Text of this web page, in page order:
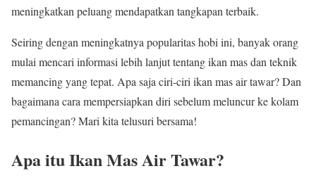
meningkatkan peluang mendapatkan tangkapan terbaik.
Seiring dengan meningkatnya popularitas hobi ini, banyak orang
mulai mencari informasi lebih lanjut tentang ikan mas dan teknik
memancing yang tepat. Apa saja ciri-ciri ikan mas air tawar? Dan
bagaimana cara mempersiapkan diri sebelum meluncur ke kolam
pemancingan? Mari kita telusuri bersama!
Apa itu Ikan Mas Air Tawar?